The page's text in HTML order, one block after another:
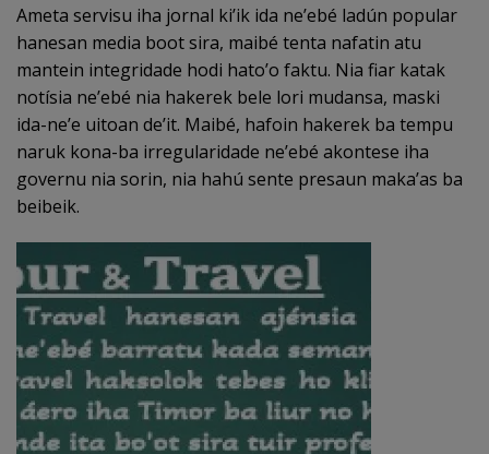
Ameta servisu iha jornal ki’ik ida ne’ebé ladún popular
hanesan media boot sira, maibé tenta nafatin atu
mantein integridade hodi hato’o faktu. Nia fiar katak
notísia ne’ebé nia hakerek bele lori mudansa, maski
ida-ne’e uitoan de’it. Maibé, hafoin hakerek ba tempu
naruk kona-ba irregularidade ne’ebé akontese iha
governu nia sorin, nia hahú sente presaun maka’as ba
beibeik.